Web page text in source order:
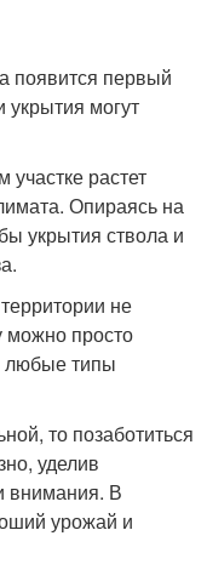
появится первый
укрытия могут
участке растет
Опираясь на
укрытия ствола и
не
можно просто
любые типы
то позаботиться
уделив
внимания. В
урожай и